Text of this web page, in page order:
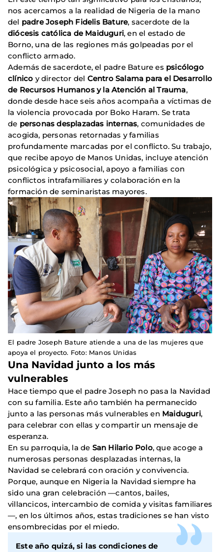
nos acercamos a la realidad de Nigeria de la mano
del padre Joseph Fidelis Bature, sacerdote de la
diócesis católica de Maiduguri, en el estado de
Borno, una de las regiones más golpeadas por el
conflicto armado.
Además de sacerdote, el padre Bature es psicólogo
clínico y director del Centro Salama para el Desarrollo
de Recursos Humanos y la Atención al Trauma,
donde desde hace seis años acompaña a víctimas de
la violencia provocada por Boko Haram. Se trata
de personas desplazadas internas, comunidades de
acogida, personas retornadas y familias
profundamente marcadas por el conflicto. Su trabajo,
que recibe apoyo de Manos Unidas, incluye atención
psicológica y psicosocial, apoyo a familias con
conflictos intrafamiliares y colaboración en la
formación de seminaristas mayores.
El padre Joseph Bature atiende a una de las mujeres que
apoya el proyecto. Foto: Manos Unidas
Una Navidad junto a los más
vulnerables
Hace tiempo que el padre Joseph no pasa la Navidad
con su familia. Este año también ha permanecido
junto a las personas más vulnerables en Maiduguri,
para celebrar con ellas y compartir un mensaje de
esperanza.
En su parroquia, la de San Hilario Polo, que acoge a
numerosas personas desplazadas internas, la
Navidad se celebrará con oración y convivencia.
Porque, aunque en Nigeria la Navidad siempre ha
sido una gran celebración —cantos, bailes,
villancicos, intercambio de comida y visitas familiares
—, en los últimos años, estas tradiciones se han visto
ensombrecidas por el miedo.
Este año quizá, si las condiciones de